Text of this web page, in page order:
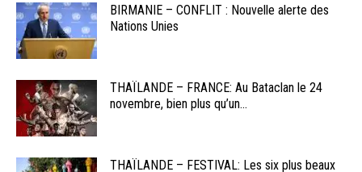
BIRMANIE – CONFLIT : Nouvelle alerte des
Nations Unies
THAÏLANDE – FRANCE: Au Bataclan le 24
novembre, bien plus qu’un...
THAÏLANDE – FESTIVAL: Les six plus beaux